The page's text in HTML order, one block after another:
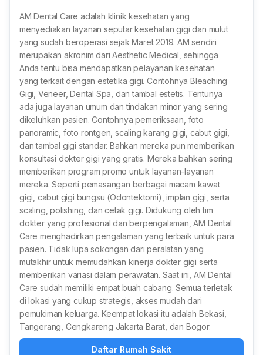
AM Dental Care adalah klinik kesehatan yang
menyediakan layanan seputar kesehatan gigi dan mulut
yang sudah beroperasi sejak Maret 2019. AM sendiri
merupakan akronim dari Aesthetic Medical, sehingga
Anda tentu bisa mendapatkan pelayanan kesehatan
yang terkait dengan estetika gigi. Contohnya Bleaching
Gigi, Veneer, Dental Spa, dan tambal estetis. Tentunya
ada juga layanan umum dan tindakan minor yang sering
dikeluhkan pasien. Contohnya pemeriksaan, foto
panoramic, foto rontgen, scaling karang gigi, cabut gigi,
dan tambal gigi standar. Bahkan mereka pun memberikan
konsultasi dokter gigi yang gratis. Mereka bahkan sering
memberikan program promo untuk layanan-layanan
mereka. Seperti pemasangan berbagai macam kawat
gigi, cabut gigi bungsu (Odontektomi), implan gigi, serta
scaling, polishing, dan cetak gigi. Didukung oleh tim
dokter yang profesional dan berpengalaman, AM Dental
Care menghadirkan pengalaman yang terbaik untuk para
pasien. Tidak lupa sokongan dari peralatan yang
mutakhir untuk memudahkan kinerja dokter gigi serta
memberikan variasi dalam perawatan. Saat ini, AM Dental
Care sudah memiliki empat buah cabang. Semua terletak
di lokasi yang cukup strategis, akses mudah dari
pemukiman keluarga. Keempat lokasi itu adalah Bekasi,
Tangerang, Cengkareng Jakarta Barat, dan Bogor.
Daftar Rumah Sakit